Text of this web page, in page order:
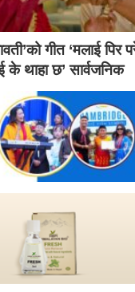
गीत ‘मलाई पिर
के थाहा छ’ सार्वजनिक